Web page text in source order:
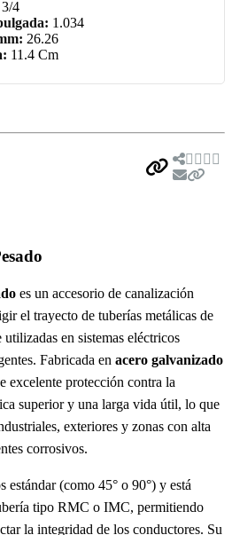
3/4
1.034
26.26
11.4 Cm
es un accesorio de canalización
el trayecto de tuberías metálicas de
en sistemas eléctricos
Fabricada en acero galvanizado
excelente protección contra la
superior y una larga vida útil, lo que
exteriores y zonas con alta
corrosivos.
estándar (como 45° o 90°) y está
tipo RMC o IMC, permitiendo
la integridad de los conductores. Su